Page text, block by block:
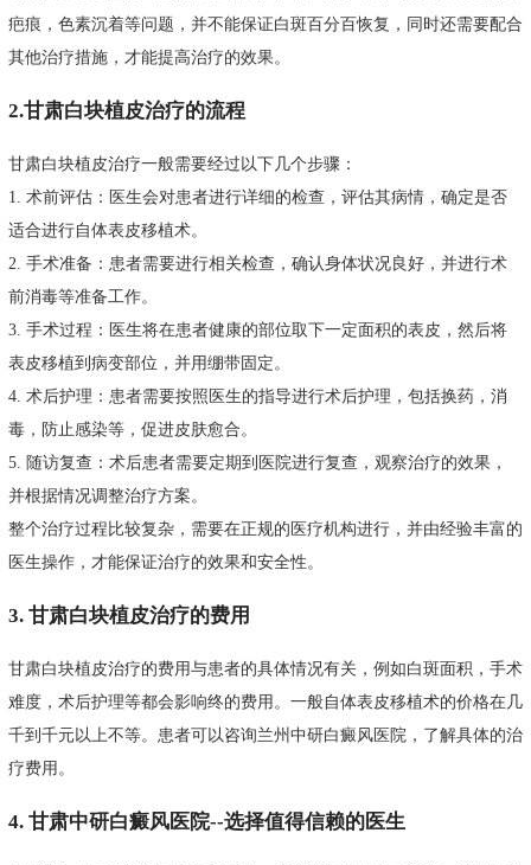
疤痕，色素沉着等问题，并不能保证白斑百分百恢复，同时还需要配合
其他治疗措施，才能提高治疗的效果。
2.甘肃白块植皮治疗的流程
甘肃白块植皮治疗一般需要经过以下几个步骤：
1. 术前评估：医生会对患者进行详细的检查，评估其病情，确定是否
适合进行自体表皮移植术。
2. 手术准备：患者需要进行相关检查，确认身体状况良好，并进行术
前消毒等准备工作。
3. 手术过程：医生将在患者健康的部位取下一定面积的表皮，然后将
表皮移植到病变部位，并用绷带固定。
4. 术后护理：患者需要按照医生的指导进行术后护理，包括换药，消
毒，防止感染等，促进皮肤愈合。
5. 随访复查：术后患者需要定期到医院进行复查，观察治疗的效果，
并根据情况调整治疗方案。
整个治疗过程比较复杂，需要在正规的医疗机构进行，并由经验丰富的
医生操作，才能保证治疗的效果和安全性。
3. 甘肃白块植皮治疗的费用
甘肃白块植皮治疗的费用与患者的具体情况有关，例如白斑面积，手术
难度，术后护理等都会影响终的费用。一般自体表皮移植术的价格在几
千到千元以上不等。患者可以咨询兰州中研白癜风医院，了解具体的治
疗费用。
4. 甘肃中研白癜风医院--选择值得信赖的医生